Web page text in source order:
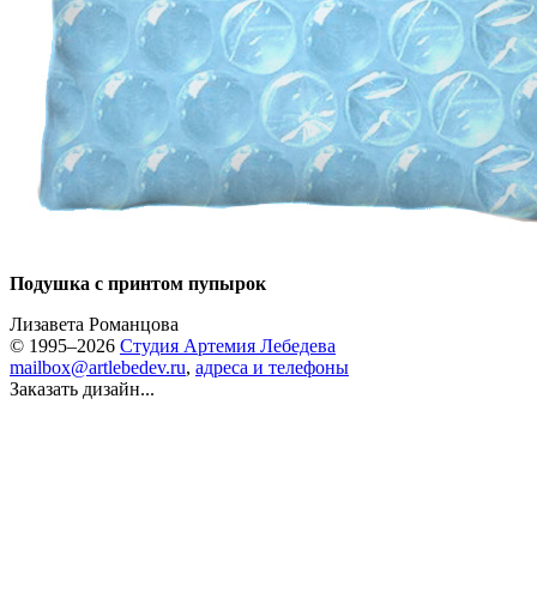
Подушка с принтом пупырок
Лизавета Романцова
© 1995–2026 Студия Артемия Лебедева
mailbox@artlebedev.ru, адреса и телефоны
Заказать дизайн...